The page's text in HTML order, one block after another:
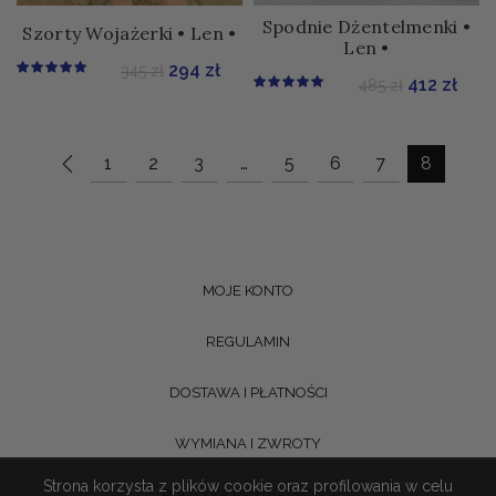
Szorty Wojażerki • Len •
345zł Pierwotna cena wynosiła: 345 zł.
294 złAktualna cena wynosi: 294 zł.
Spodnie Dżentelmenki •
Len •
485zł Pierwotna
412 zł
1 2 3 … 5 6 7 8
MOJE KONTO
REGULAMIN
DOSTAWA I PŁATNOŚCI
WYMIANA I ZWROTY
Strona korzysta z plików cookie oraz profilowania w celu